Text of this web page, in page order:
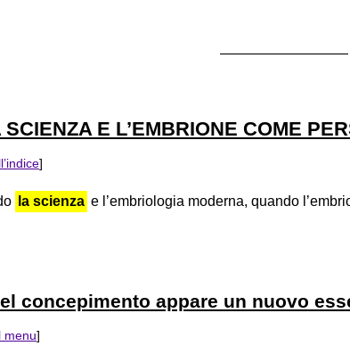
—————————
SCIENZA E L’EMBRIONE COME
]
la scienza e l’embriologia moderna, quando
concepimento appare un nuovo
menu]